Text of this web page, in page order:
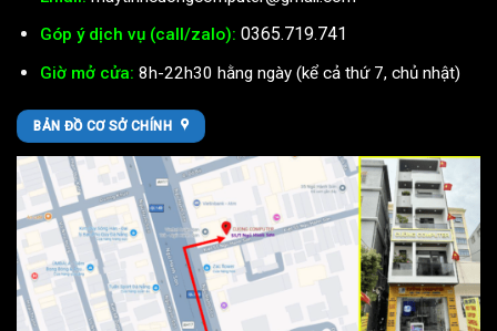
Góp ý dịch vụ (call/zalo): 0365.719.741
Giờ mở cửa: 8h-22h30 hằng ngày (kể cả thứ 7, chủ nhật)
BẢN ĐỒ CƠ SỞ CHÍNH